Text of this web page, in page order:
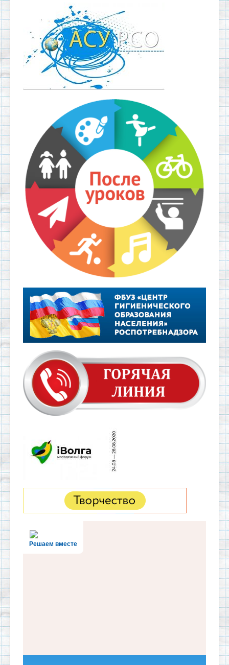
Решаем вместе